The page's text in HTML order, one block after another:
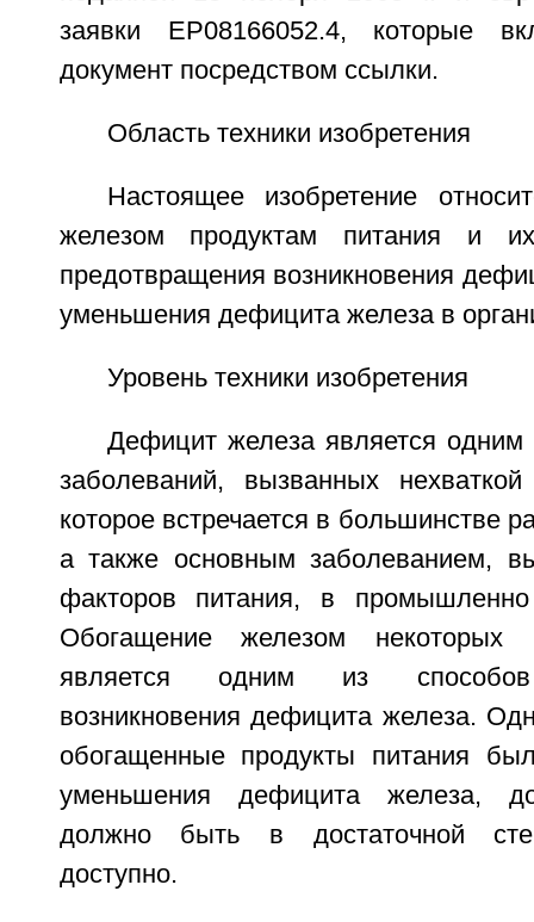
заявки EP08166052.4, которые
документ посредством ссылки.
Область техники изобретения
Настоящее изобретение
железом продуктам питания и
предотвращения возникновения
уменьшения дефицита железа в
Уровень техники изобретения
Дефицит железа является одним
заболеваний, вызванных
которое встречается в большинстве
а также основным заболеванием,
факторов питания, в промышленно
Обогащение железом некоторых
является одним из способов
возникновения дефицита железа.
обогащенные продукты питания
уменьшения дефицита железа,
должно быть в достаточной
доступно.